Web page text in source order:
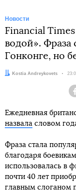
Новости
Financial
водой». Фраза
Гонконге, но
Автор:Kostia Andreykovets
Ежедневная
назвала словом
Фраза стала
благодаря
использовалась в
почти 40 лет
главным слоганом